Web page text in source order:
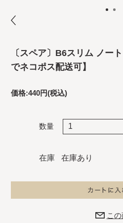
〔スペア〕B6スリム ノー
でネコポス配送可】
価格:440円(税込)
数量
在庫 在庫あり
こ